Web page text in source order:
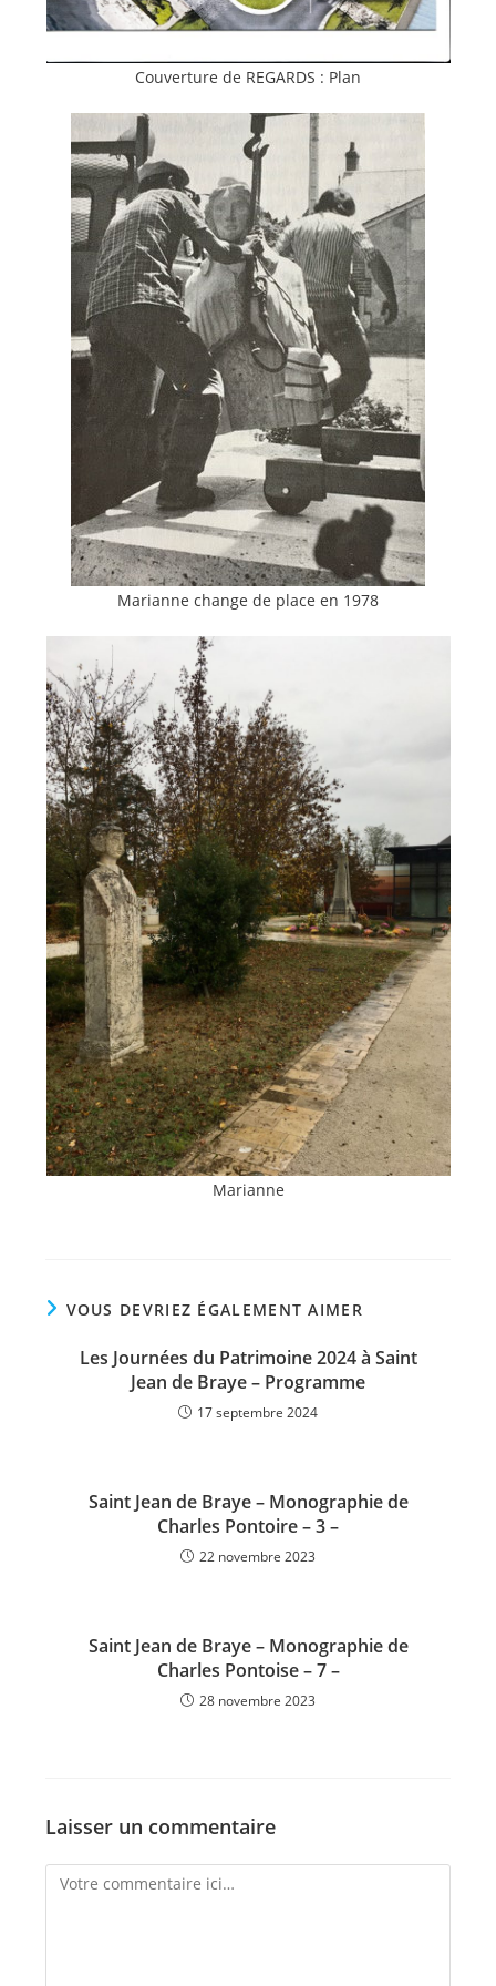
Couverture de REGARDS : Plan
Marianne change de place en 1978
Marianne
VOUS DEVRIEZ ÉGALEMENT AIMER
Les Journées du Patrimoine 2024 à Saint
Jean de Braye – Programme
17 septembre 2024
Saint Jean de Braye – Monographie de
Charles Pontoire – 3 –
22 novembre 2023
Saint Jean de Braye – Monographie de
Charles Pontoise – 7 –
28 novembre 2023
Laisser un commentaire
Comment